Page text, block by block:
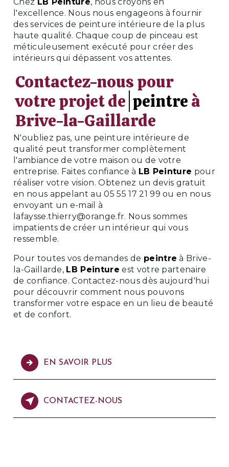
l'excellence. Nous nous engageons à fournir
des services de peinture intérieure de la plus
haute qualité. Chaque coup de pinceau est
méticuleusement exécuté pour créer des
intérieurs qui dépassent vos attentes.
Contactez-nous pour
votre projet de peintreà
Brive-la-Gaillarde
N'oubliez pas, une peinture intérieure de
qualité peut transformer complètement
l'ambiance de votre maison ou de votre
entreprise. Faites confiance à LB Peinture pour
réaliser votre vision. Obtenez un devis gratuit
en nous appelant au 05 55 17 21 99 ou en nous
envoyant un e-mail à
lafaysse.thierry@orange.fr. Nous sommes
impatients de créer un intérieur qui vous
ressemble.
Pour toutes vos demandes de peintre à Brive-
la-Gaillarde, LB Peinture est votre partenaire
de confiance. Contactez-nous dès aujourd'hui
pour découvrir comment nous pouvons
transformer votre espace en un lieu de beauté
et de confort.
EN SAVOIR PLUS
CONTACTEZ-NOUS